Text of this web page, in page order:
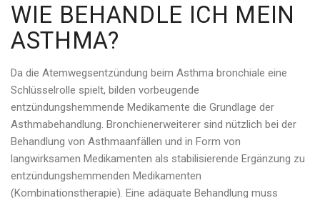
WIE BEHANDLE ICH MEIN
ASTHMA?
Da die Atemwegsentzündung beim Asthma bronchiale eine
Schlüsselrolle spielt, bilden vorbeugende
entzündungshemmende Medikamente die Grundlage der
Asthmabehandlung. Bronchienerweiterer sind nützlich bei der
Behandlung von Asthmaanfällen und in Form von
langwirksamen Medikamenten als stabilisierende Ergänzung zu
entzündungshemmenden Medikamenten
(Kombinationstherapie). Eine adäquate Behandlung muss